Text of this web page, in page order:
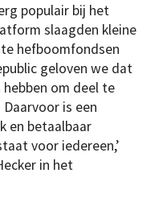
populair bij het
slaagden kleine
hefboomfondsen
geloven we dat
om deel te
is een
en betaalbaar
voor iedereen,’
in het